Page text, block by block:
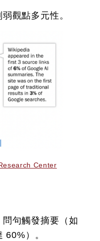
觀點多元性。
Center
句觸發摘要（如
60%）。